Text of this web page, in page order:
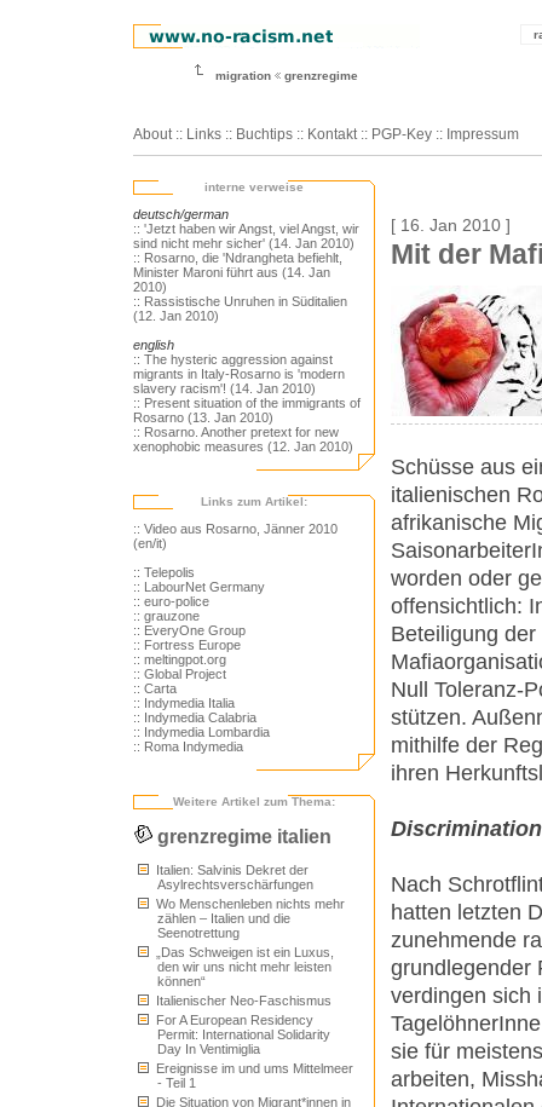
migration grenzregime
About :: Links :: Buchtips :: Kontakt :: PGP-Key :: Impressum
interne verweise
deutsch/german
:: 'Jetzt haben wir Angst, viel Angst, wir
sind nicht mehr sicher' (14. Jan 2010)
:: Rosarno, die 'Ndrangheta befiehlt,
Minister Maroni führt aus (14. Jan
2010)
:: Rassistische Unruhen in Süditalien
(12. Jan 2010)
english
:: The hysteric aggression against
migrants in Italy-Rosarno is 'modern
slavery racism'! (14. Jan 2010)
:: Present situation of the immigrants of
Rosarno (13. Jan 2010)
:: Rosarno. Another pretext for new
xenophobic measures (12. Jan 2010)
Links zum Artikel:
:: Video aus Rosarno, Jänner 2010
(en/it)
:: Telepolis
:: LabourNet Germany
:: euro-police
:: grauzone
:: EveryOne Group
:: Fortress Europe
:: meltingpot.org
:: Global Project
:: Carta
:: Indymedia Italia
:: Indymedia Calabria
:: Indymedia Lombardia
:: Roma Indymedia
Weitere Artikel zum Thema:
grenzregime italien
Italien: Salvinis Dekret der
Asylrechtsverschärfungen
Wo Menschenleben nichts mehr
zählen – Italien und die
Seenotrettung
„Das Schweigen ist ein Luxus,
den wir uns nicht mehr leisten
können“
Italienischer Neo-Faschismus
For A European Residency
Permit: International Solidarity
Day In Ventimiglia
Ereignisse im und ums Mittelmeer
- Teil 1
Die Situation von Migrant*innen in
[ 16. Jan 2010 ]
Mit der
Schüsse aus
italienischen
afrikanische
worden oder
offensichtlich:
Beteiligung
Null Toleranz-
stützen.
mithilfe der
ihren
Nach
hatten letzten
zunehmende
grundlegender
verdingen sich
sie für
arbeiten,